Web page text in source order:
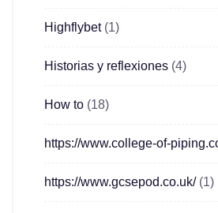
Highflybet(1)
Historias y reflexiones (4)
How to (18)
https://www.college-of-
https://www.gcsepod.co.uk/(1)